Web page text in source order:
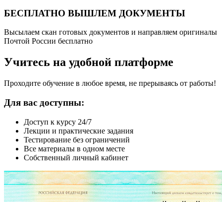
БЕСПЛАТНО ВЫШЛЕМ ДОКУМЕНТЫ
Высылаем скан готовых документов и направляем оригиналы
Почтой России бесплатно
Учитесь на удобной платформе
Проходите обучение в любое время, не прерываясь от работы!
Для вас доступны:
Доступ к курсу 24/7
Лекции и практические задания
Тестирование без ограничений
Все материалы в одном месте
Собственный личный кабинет